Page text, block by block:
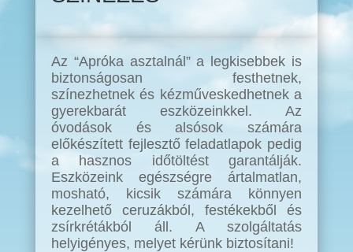
Az “Apróka asztalnál” a legkisebbek is
biztonságosan festhetnek,
színezhetnek és kézműveskedhetnek a
gyerekbarát eszközeinkkel. Az
óvodások és alsósok számára
előkészített fejlesztő feladatlapok pedig
a hasznos időtöltést garantálják.
Eszközeink egészségre ártalmatlan,
mosható, kicsik számára könnyen
kezelhető ceruzákból, festékekből és
zsírkrétákból áll. A szolgáltatás
helyigényes, melyet kérünk biztosítani!